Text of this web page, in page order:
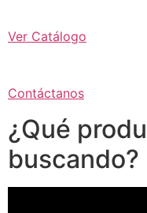
Ver Catálogo
Contáctanos
¿Qué
buscando?